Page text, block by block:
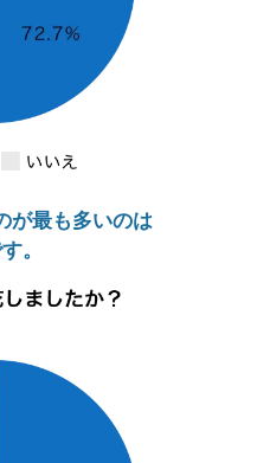
が最も多いのは
。